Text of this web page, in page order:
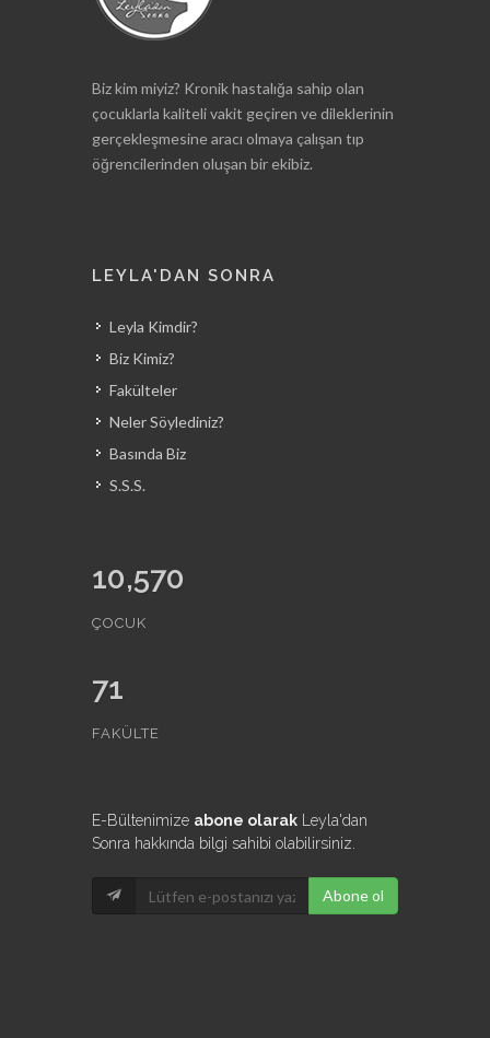
Biz kim miyiz? Kronik hastalığa sahip olan
çocuklarla kaliteli vakit geçiren ve dileklerinin
gerçekleşmesine aracı olmaya çalışan tıp
öğrencilerinden oluşan bir ekibiz.
LEYLA'DAN SONRA
Leyla Kimdir?
Biz Kimiz?
Fakülteler
Neler Söylediniz?
Basında Biz
S.S.S.
10,570
ÇOCUK
71
FAKÜLTE
E-Bültenimize abone olarak Leyla'dan
Sonra hakkında bilgi sahibi olabilirsiniz.
Abone ol